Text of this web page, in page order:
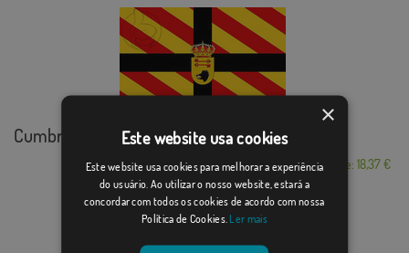
Cumbres de Enmedio
Desde: 18,37 €
×
Este website usa cookies
Este website usa cookies para melhorar a experiência
do usuário. Ao utilizar o nosso website, estará a
concordar com todos os cookies de acordo com nossa
Política de Cookies. Ler mais